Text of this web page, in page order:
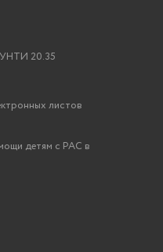
УНТИ 20.35
листов
детям с РАС в